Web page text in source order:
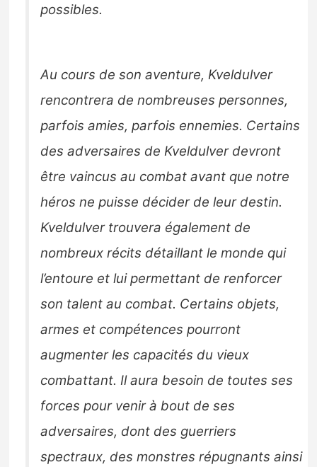
possibles.
Au cours de son aventure, Kveldulver
rencontrera de nombreuses personnes,
parfois amies, parfois ennemies. Certains
des adversaires de Kveldulver devront
être vaincus au combat avant que notre
héros ne puisse décider de leur destin.
Kveldulver trouvera également de
nombreux récits détaillant le monde qui
l’entoure et lui permettant de renforcer
son talent au combat. Certains objets,
armes et compétences pourront
augmenter les capacités du vieux
combattant. Il aura besoin de toutes ses
forces pour venir à bout de ses
adversaires, dont des guerriers
spectraux, des monstres répugnants ainsi